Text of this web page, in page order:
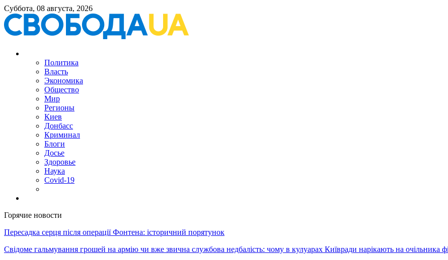
Суббота, 08 августа, 2026
Политика
Власть
Экономика
Общество
Мир
Регионы
Киев
Донбасс
Криминал
Блоги
Досье
Здоровье
Наука
Covid-19
Горячие новости
Пересадка серця після операції Фонтена: історичний порятунок
Свідоме гальмування грошей на армію чи вже звична службова недбалість: чому в кулуарах Київради нарікають на очільника